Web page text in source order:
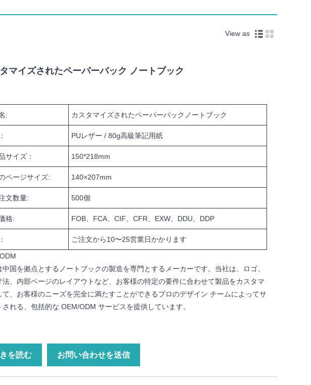
View as
マイズされたペーパーバック ノートブック
: カスタマイズされたペーパーバックノートブック
PUレザー / 80g高級筆記用紙
サイズ： 150*218mm
ページサイズ: 140×207mm
文数量: 500個
格: FOB、FCA、CIF、CFR、EXW、DDU、DDP
ご注文から10〜25営業日かかります
中国を拠点とするノートブックの製造を専門とするメーカーです。当社は、ロゴ、
法、内部ページのレイアウトなど、お客様の特定の要件に合わせて製品をカスタマ
て、お客様のニーズを完全に満たすことができるプロのデザイン チームによってサ
される、包括的な OEM/ODM サービスを提供しています。
を読む お問い合わせを送信